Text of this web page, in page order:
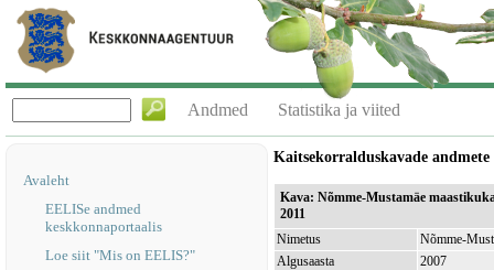
Andmed Statistika ja viited
Avaleht
EELISe andmed
keskkonnaportaalis
Loe siit "Mis on EELIS?"
Kaitsekorralduskavade
Kava: Nõmme-Mustamäe
2011
Nimetus
Nõmme-
Algusaasta
2007